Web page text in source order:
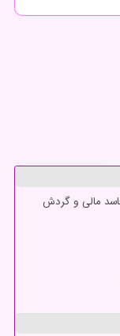
مالی و گردش